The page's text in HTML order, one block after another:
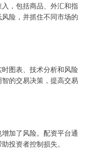
，包括商品、外汇和指
险，并抓住不同市场的
图表、技术分析和风险
的交易决策，提高交易
加了风险。配资平台通
投资者控制损失。